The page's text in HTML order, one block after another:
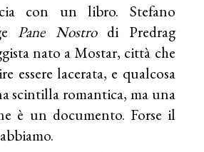
con un libro. Stefano
Pane Nostrodi Predrag
nato a Mostar, città che
essere lacerata, e qualcosa
scintilla romantica, ma una
è un documento. Forse il